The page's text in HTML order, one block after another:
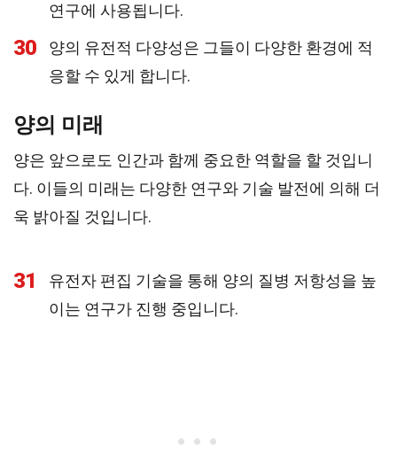
연구에 사용됩니다.
30
양의 유전적 다양성은 그들이 다양한 환경에 적
응할 수 있게 합니다.
양의 미래
양은 앞으로도 인간과 함께 중요한 역할을 할 것입니
다. 이들의 미래는 다양한 연구와 기술 발전에 의해 더
욱 밝아질 것입니다.
31
유전자 편집 기술을 통해 양의 질병 저항성을 높
이는 연구가 진행 중입니다.